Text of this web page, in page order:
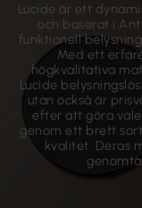
Lucide är ett
och baserat i
funktionell
Med ett
högkvalitativa
Lucide
utan också är
efter att göra
genom ett brett
kvalitet. Deras